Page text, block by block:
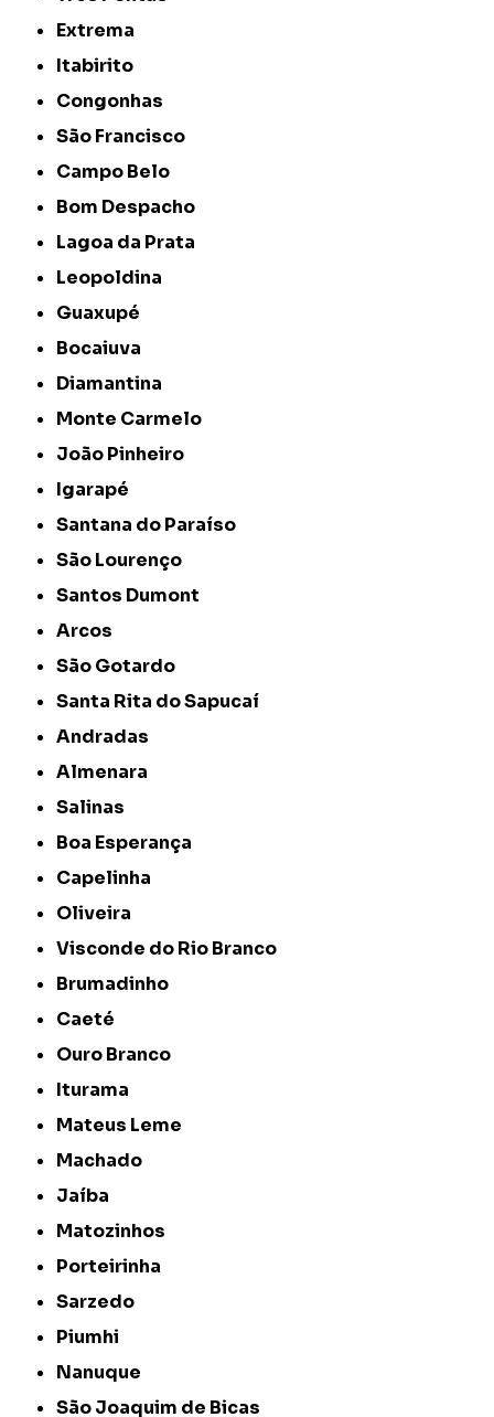
Extrema
Itabirito
Congonhas
São Francisco
Campo Belo
Bom Despacho
Lagoa da Prata
Leopoldina
Guaxupé
Bocaiuva
Diamantina
Monte Carmelo
João Pinheiro
Igarapé
Santana do Paraíso
São Lourenço
Santos Dumont
Arcos
São Gotardo
Santa Rita do Sapucaí
Andradas
Almenara
Salinas
Boa Esperança
Capelinha
Oliveira
Visconde do Rio Branco
Brumadinho
Caeté
Ouro Branco
Iturama
Mateus Leme
Machado
Jaíba
Matozinhos
Porteirinha
Sarzedo
Piumhi
Nanuque
São Joaquim de Bicas